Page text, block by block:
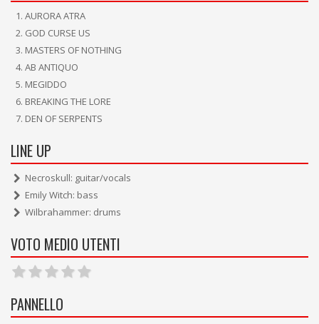
AURORA ATRA
GOD CURSE US
MASTERS OF NOTHING
AB ANTIQUO
MEGIDDO
BREAKING THE LORE
DEN OF SERPENTS
LINE UP
Necroskull: guitar/vocals
Emily Witch: bass
Wilbrahammer: drums
VOTO MEDIO UTENTI
PANNELLO